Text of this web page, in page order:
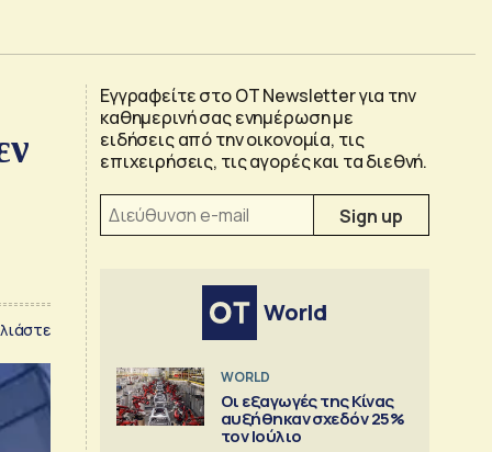
Εγγραφείτε στο OT Newsletter για την
καθημερινή σας ενημέρωση με
ειδήσεις από την οικονομία, τις
επιχειρήσεις, τις αγορές και τα διεθνή.
World
WORLD
Οι εξαγωγές της Κίνας
αυξήθηκαν σχεδόν 25%
τον Ιούλιο